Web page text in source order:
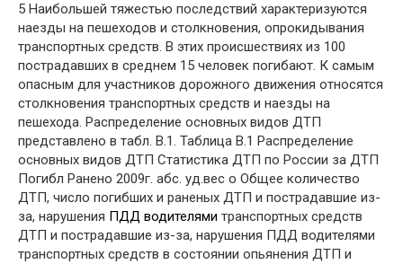
5 Наибольшей тяжестью последствий характеризуются
наезды на пешеходов и столкновения, опрокидывания
транспортных средств. В этих происшествиях из 100
пострадавших в среднем 15 человек погибают. К самым
опасным для участников дорожного движения относятся
столкновения транспортных средств и наезды на
пешехода. Распределение основных видов ДТП
представлено в табл. В.1. Таблица В.1 Распределение
основных видов ДТП Статистика ДТП по России за ДТП
Погибл Ранено 2009г. абс. уд.вес о Общее количество
ДТП, число погибших и раненых ДТП и пострадавшие из-
за, нарушения ПДД водителями транспортных средств
ДТП и пострадавшие из-за, нарушения ПДД водителями
транспортных средств в состоянии опьянения ДТП и